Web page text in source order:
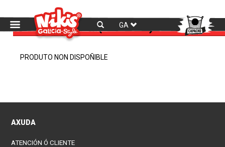
GA
PRODUTO NON DISPOÑIBLE
AXUDA
ATENCIÓN Ó CLIENTE
Consentimento de Ghalletiñas
(Cookies)